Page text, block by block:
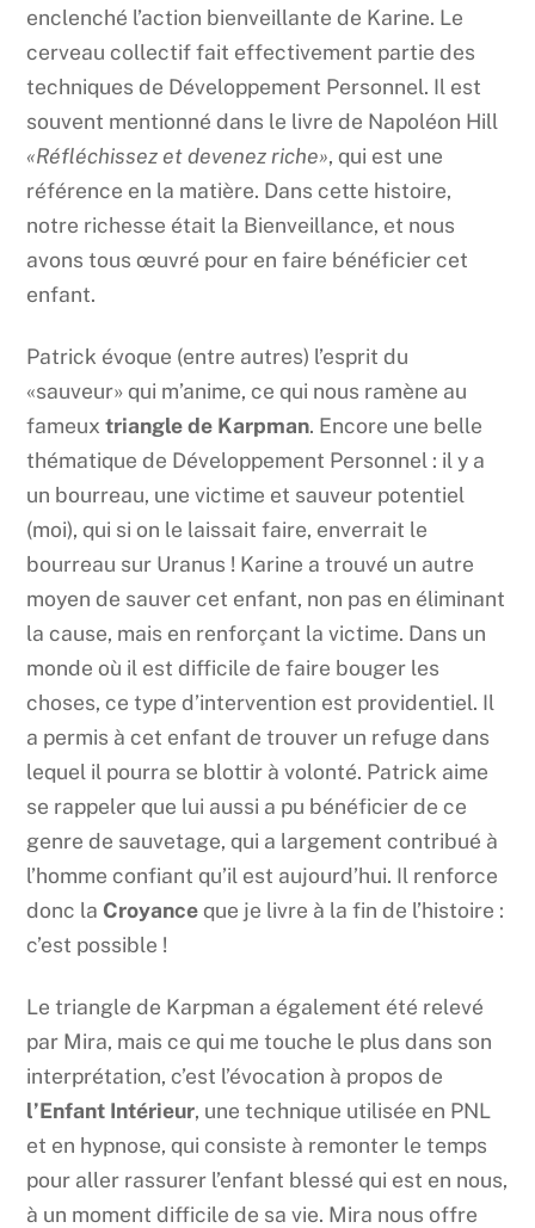
enclenché l’action bienveillante de Karine. Le
cerveau collectif fait effectivement partie des
techniques de Développement Personnel. Il est
souvent mentionné dans le livre de Napoléon Hill
«Réfléchissez et devenez riche», qui est une
référence en la matière. Dans cette histoire,
notre richesse était la Bienveillance, et nous
avons tous œuvré pour en faire bénéficier cet
enfant.
Patrick évoque (entre autres) l’esprit du
«sauveur» qui m’anime, ce qui nous ramène au
fameuxtriangle de Karpman. Encore une belle
thématique de Développement Personnel : il y a
un bourreau, une victime et sauveur potentiel
(moi), qui si on le laissait faire, enverrait le
bourreau sur Uranus ! Karine a trouvé un autre
moyen de sauver cet enfant, non pas en éliminant
la cause, mais en renforçant la victime. Dans un
monde où il est difficile de faire bouger les
choses, ce type d’intervention est providentiel. Il
a permis à cet enfant de trouver un refuge dans
lequel il pourra se blottir à volonté. Patrick aime
se rappeler que lui aussi a pu bénéficier de ce
genre de sauvetage, qui a largement contribué à
l’homme confiant qu’il est aujourd’hui. Il renforce
donc la Croyanceque je livre à la fin de l’histoire :
c’est possible !
Le triangle de Karpman a également été relevé
par Mira, mais ce qui me touche le plus dans son
interprétation, c’est l’évocation à propos de
l’Enfant Intérieur, une technique utilisée en PNL
et en hypnose, qui consiste à remonter le temps
pour aller rassurer l’enfant blessé qui est en nous,
à un moment difficile de sa vie. Mira nous offre